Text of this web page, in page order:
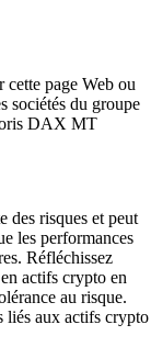
page Web ou
sociétés du groupe
DAX MT
des risques et peut
les performances
Réfléchissez
actifs crypto en
au risque.
liés aux actifs crypto